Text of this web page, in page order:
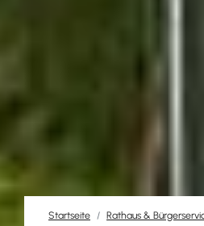
Startseite Rathaus &